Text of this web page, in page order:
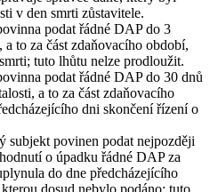
v den smrti zůstavitele.
podat řádné DAP do 3
to za část zdaňovacího období,
tuto lhůtu nelze prodloužit.
podat řádné DAP do 30 dnů
a to za část zdaňovacího
dni skončení řízení o
subjekt povinen podat nejpozději
o úpadku řádné DAP za
do dne předcházejícího